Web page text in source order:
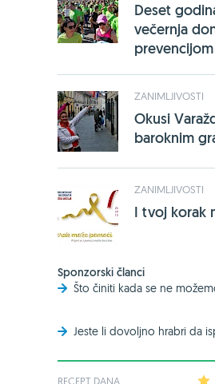
Deset
večernja
ZANIMLJIVOSTI
Okusi
baroknim
ZANIMLJIVOSTI
I tvoj korak
Sponzorski članci
Što činiti kada se ne
Jeste li dovoljno hrabri da
RECEPT DANA